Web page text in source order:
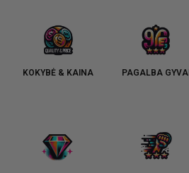
KOKYBĖ & KAINA PAGALBA GYVAI